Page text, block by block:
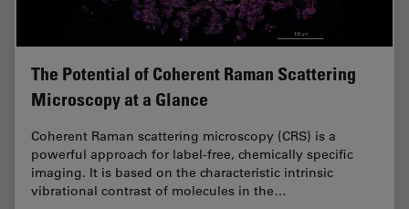
The Potential of Coherent Raman Scattering
Microscopy at a Glance
Coherent Raman scattering microscopy (CRS) is a
powerful approach for label-free, chemically specific
imaging. It is based on the characteristic intrinsic
vibrational contrast of molecules in the…